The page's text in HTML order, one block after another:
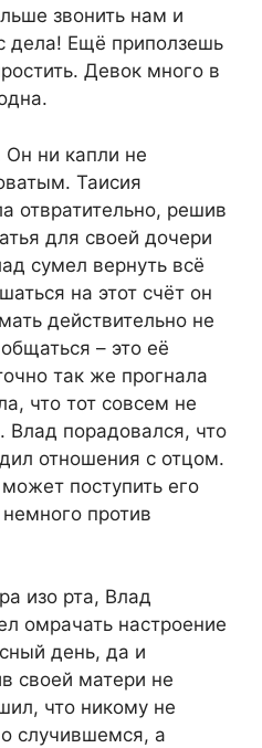
звонить нам и
дела! Ещё приползешь
Девок много в
Он ни капли не
Таисия
отвратительно, решив
для своей дочери
сумел вернуть всё
на этот счёт он
действительно не
– это её
так же прогнала
что тот совсем не
Влад порадовался, что
отношения с отцом.
поступить его
против
изо рта, Влад
омрачать настроение
день, да и
своей матери не
что никому не
о случившемся, а